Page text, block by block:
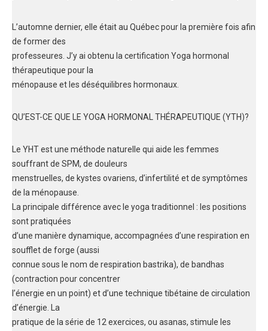
L’automne dernier, elle était au Québec pour la première fois afin
de former des
professeures. J’y ai obtenu la certification Yoga hormonal
thérapeutique pour la
ménopause et les déséquilibres hormonaux.
QU’EST-CE QUE LE YOGA HORMONAL THÉRAPEUTIQUE (YTH)?
Le YHT est une méthode naturelle qui aide les femmes
souffrant de SPM, de douleurs
menstruelles, de kystes ovariens, d’infertilité et de symptômes
de la ménopause.
La principale différence avec le yoga traditionnel : les positions
sont pratiquées
d’une manière dynamique, accompagnées d’une respiration en
soufflet de forge (aussi
connue sous le nom de respiration bastrika), de bandhas
(contraction pour concentrer
l’énergie en un point) et d’une technique tibétaine de circulation
d’énergie. La
pratique de la série de 12 exercices, ou asanas, stimule les